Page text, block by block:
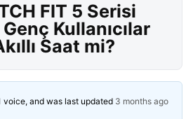
FIT 5 Serisi
Kullanıcılar
Saat mi?
voice, and was last updated 3 months ago